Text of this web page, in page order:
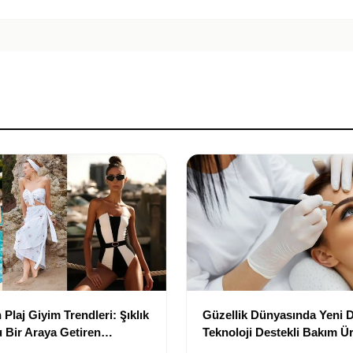
Plaj Giyim Trendleri: Şıklık
Bir Araya Getiren
Güzellik Dünyasında Yeni
Teknoloji Destekli Bakım